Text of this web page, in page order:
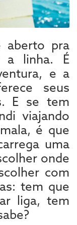
aberto pra
a linha. É
e a
seus
E se tem
viajando
é que
uma
onde
com
tem que
liga, tem